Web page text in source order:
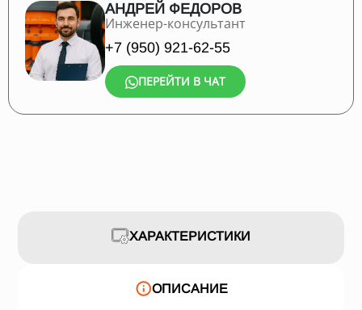
АНДРЕЙ ФЕДОРОВ
Инженер-консультант
+7 (950) 921-62-55
ПЕРЕЙТИ В ЧАТ
ХАРАКТЕРИСТИКИ
ОПИСАНИЕ